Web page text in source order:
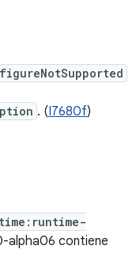
. (I7680f)
alpha06 contiene